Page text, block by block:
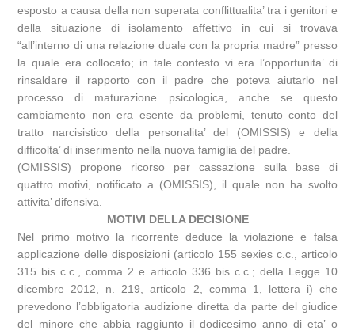
esposto a causa della non superata conflittualita’ tra i genitori e
della situazione di isolamento affettivo in cui si trovava
“all’interno di una relazione duale con la propria madre” presso
la quale era collocato; in tale contesto vi era l’opportunita’ di
rinsaldare il rapporto con il padre che poteva aiutarlo nel
processo di maturazione psicologica, anche se questo
cambiamento non era esente da problemi, tenuto conto del
tratto narcisistico della personalita’ del (OMISSIS) e della
difficolta’ di inserimento nella nuova famiglia del padre.
(OMISSIS) propone ricorso per cassazione sulla base di
quattro motivi, notificato a (OMISSIS), il quale non ha svolto
attivita’ difensiva.
MOTIVI DELLA DECISIONE
Nel primo motivo la ricorrente deduce la violazione e falsa
applicazione delle disposizioni (articolo 155 sexies c.c., articolo
315 bis c.c., comma 2 e articolo 336 bis c.c.; della Legge 10
dicembre 2012, n. 219, articolo 2, comma 1, lettera i) che
prevedono l’obbligatoria audizione diretta da parte del giudice
del minore che abbia raggiunto il dodicesimo anno di eta’ o